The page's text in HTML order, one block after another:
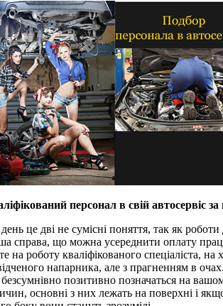
персонал в свій автосервіс
це дві не сумісні поняття, так як
справа, що можна усереднити оплату
на роботу кваліфікованого спеціаліста,
напарника, але з прагненням в
позитивно позначаться на
основні з них лежать на поверхні і